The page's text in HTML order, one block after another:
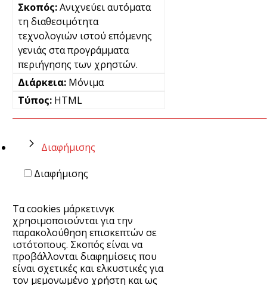
Ανιχνεύει αυτόματα
τη διαθεσιμότητα
τεχνολογιών ιστού επόμενης
γενιάς στα προγράμματα
περιήγησης των χρηστών.
Μόνιμα
HTML
Διαφήμισης
Διαφήμισης
Τα cookies μάρκετινγκ
χρησιμοποιούνται για την
παρακολούθηση επισκεπτών σε
ιστότοπους. Σκοπός είναι να
προβάλλονται διαφημίσεις που
είναι σχετικές και ελκυστικές για
τον μεμονωμένο χρήστη και ως